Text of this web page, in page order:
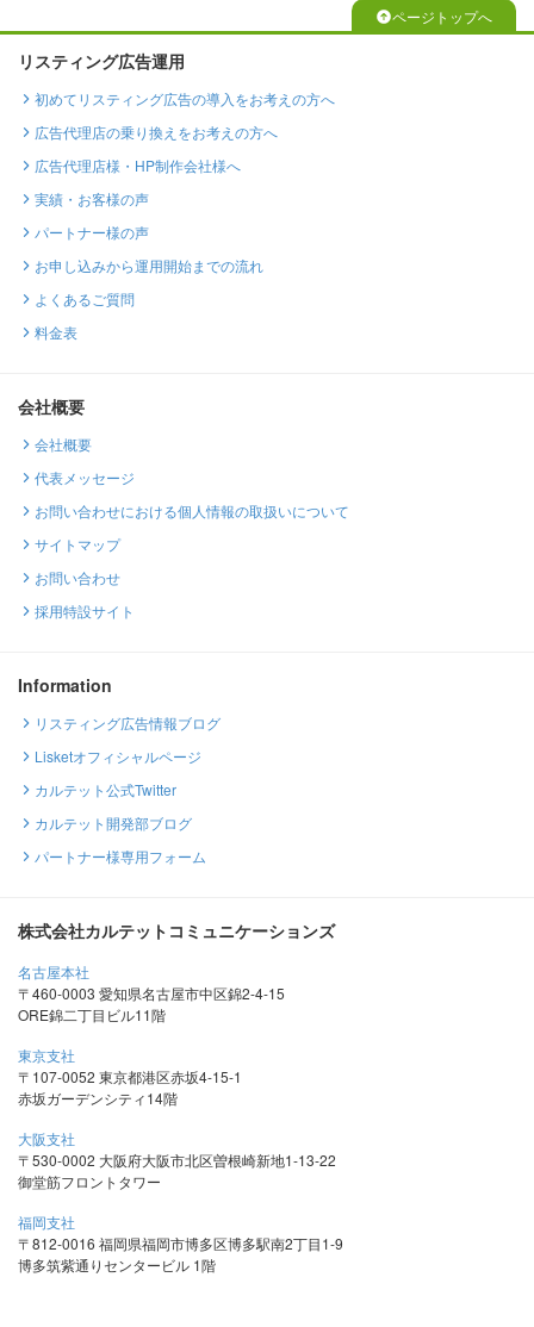
ページトップへ
リスティング広告運用
初めてリスティング広告の導入をお考えの方へ
広告代理店の乗り換えをお考えの方へ
広告代理店様・HP制作会社様へ
実績・お客様の声
パートナー様の声
お申し込みから運用開始までの流れ
よくあるご質問
料金表
会社概要
会社概要
代表メッセージ
お問い合わせにおける個人情報の取扱いについて
サイトマップ
お問い合わせ
採用特設サイト
Information
リスティング広告情報ブログ
Lisketオフィシャルページ
カルテット公式Twitter
カルテット開発部ブログ
パートナー様専用フォーム
株式会社カルテットコミュニケーションズ
名古屋本社
〒460-0003 愛知県名古屋市中区錦2-4-15
ORE錦二丁目ビル11階
東京支社
〒107-0052 東京都港区赤坂4-15-1
赤坂ガーデンシティ14階
大阪支社
〒530-0002 大阪府大阪市北区曽根崎新地1-13-22
御堂筋フロントタワー
福岡支社
〒812-0016 福岡県福岡市博多区博多駅南2丁目1-9
博多筑紫通りセンタービル 1階